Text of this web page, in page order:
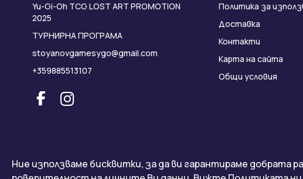
Ние използваме бисквитки, за да ви гарантираме добрата
Yu-Gi-Oh TCG LOST ART PROMOTION
2025
ТУРНИРНА ПРОГРАМА
stoyanovgamesygo@gmail.com
+359885513107
Политика за
Доставка
Контакти
Карта на сайта
Общи условия